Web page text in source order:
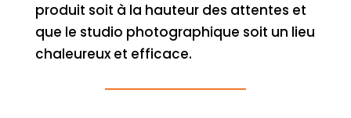
produit soit à la hauteur des attentes et
que le studio photographique soit un lieu
chaleureux et efficace.